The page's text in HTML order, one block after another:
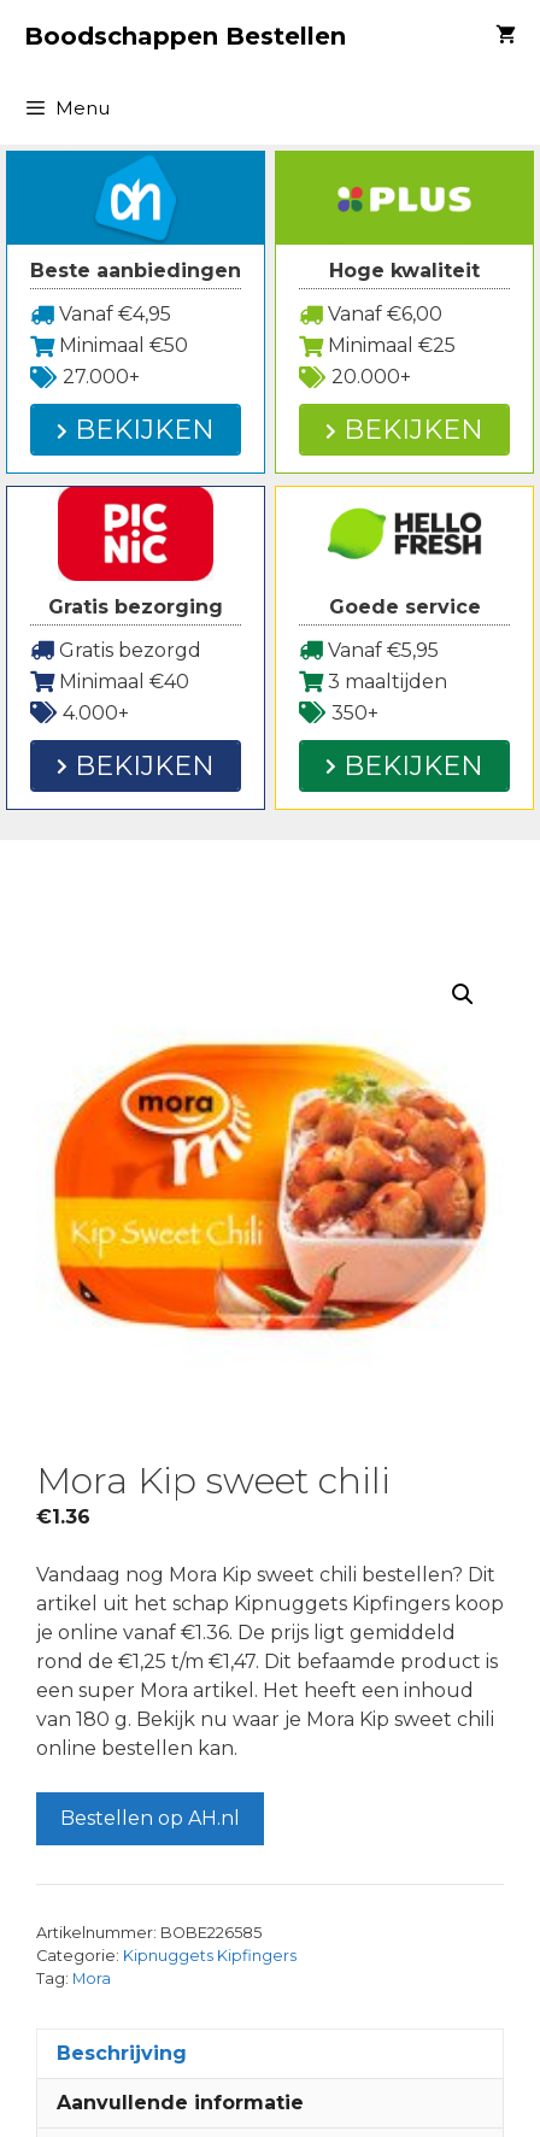
naarBoodschappen Bestellen
Menu
Beste aanbiedingen
Vanaf €4,95
Minimaal €50
27.000+
BEKIJKEN
Hoge kwaliteit
Vanaf €6,00
Minimaal €25
20.000+
BEKIJKEN
Gratis bezorging
Gratis bezorgd
Minimaal €40
4.000+
BEKIJKEN
Goede service
Vanaf €5,95
3 maaltijden
350+
BEKIJKEN
Mora Kip sweet chili
€1.36
Vandaag nog Mora Kip sweet chili bestellen? Dit
artikel uit het schap Kipnuggets Kipfingers koop
je online vanaf €1.36. De prijs ligt gemiddeld
rond de €1,25 t/m €1,47. Dit befaamde product is
een super Mora artikel. Het heeft een inhoud
van 180 g. Bekijk nu waar je Mora Kip sweet chili
online bestellen kan.
Bestellen op AH.nl
Artikelnummer: BOBE226585
Categorie: Kipnuggets Kipfingers
Tag: Mora
Beschrijving
Aanvullende informatie